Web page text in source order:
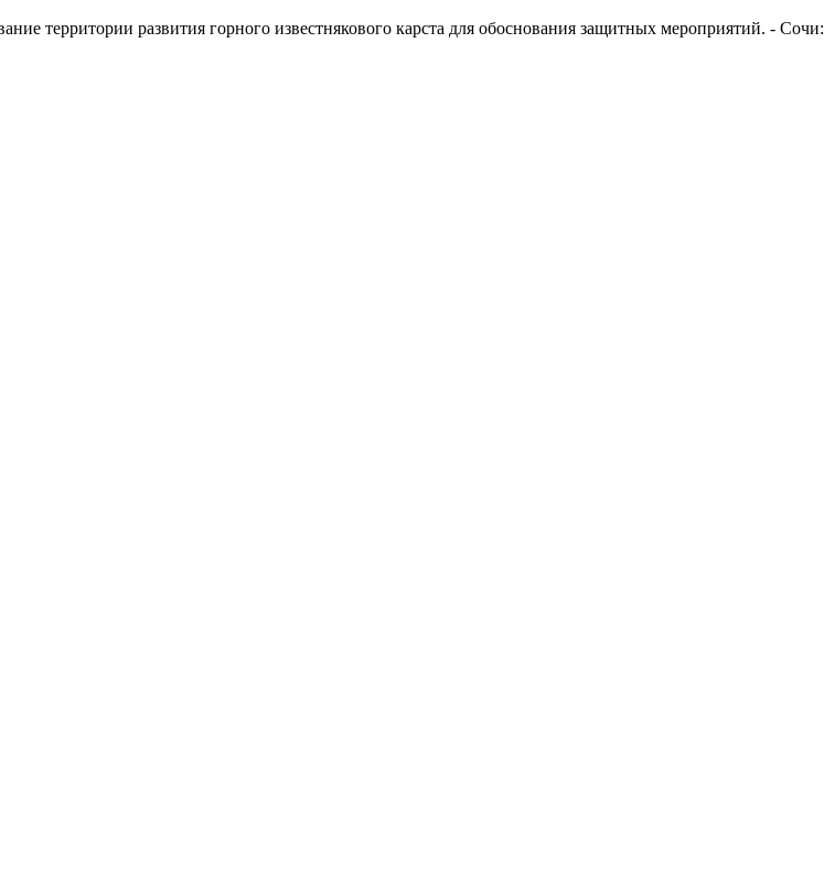
территории развития горного известнякового карста для обоснования защитных мероприятий. - Сочи: